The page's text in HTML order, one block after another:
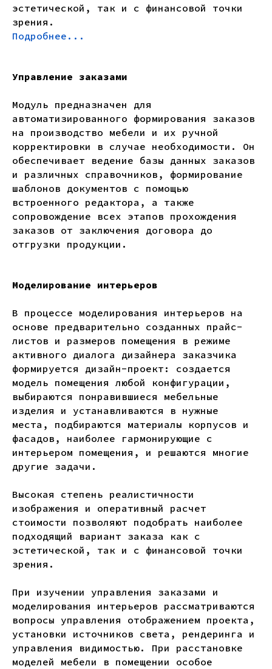
эстетической, так и с финансовой точки
зрения.
Подробнее...
Управление заказами
Модуль предназначен для
автоматизированного формирования заказов
на производство мебели и их ручной
корректировки в случае необходимости. Он
обеспечивает ведение базы данных заказов
и различных справочников, формирование
шаблонов документов с помощью
встроенного редактора, а также
сопровождение всех этапов прохождения
заказов от заключения договора до
отгрузки продукции.
Моделирование интерьеров
В процессе моделирования интерьеров на
основе предварительно созданных прайс-
листов и размеров помещения в режиме
активного диалога дизайнера заказчика
формируется дизайн-проект: создается
модель помещения любой конфигурации,
выбираются понравившиеся мебельные
изделия и устанавливаются в нужные
места, подбираются материалы корпусов и
фасадов, наиболее гармонирующие с
интерьером помещения, и решаются многие
другие задачи.
Высокая степень реалистичности
изображения и оперативный расчет
стоимости позволяют подобрать наиболее
подходящий вариант заказа как с
эстетической, так и с финансовой точки
зрения.
При изучении управления заказами и
моделирования интерьеров рассматриваются
вопросы управления отображением проекта,
установки источников света, рендеринга и
управления видимостью. При расстановке
моделей мебели в помещении особое